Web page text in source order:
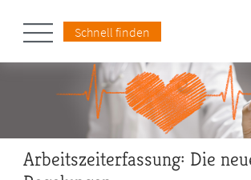
Schnell finden
Arbeitszeiterfassung: Die